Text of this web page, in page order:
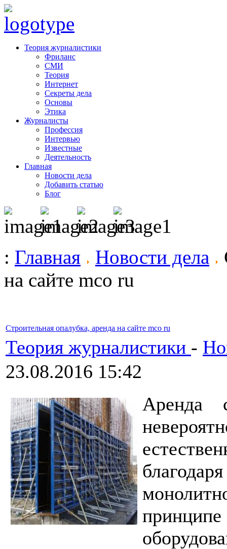
Теория журналистики
Фриланс
СМИ
Теория
Интернет
Секреты дела
Основы
Этика
Журналисты
Профессия
Интервью
Известные
Деятельность
Главная
Новости дела
Добавить статью
Блог
: Главная Новости дела
на сайте mco ru
Строительная опалубка, аренда на сайте mco ru
Теория журналистики -
23.08.2016 15:42
Аренда